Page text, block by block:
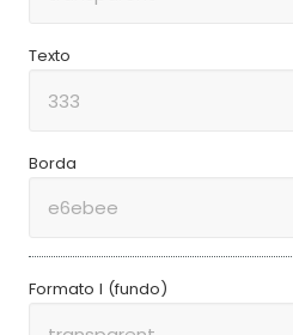
Texto
Borda
Formato I (fundo)